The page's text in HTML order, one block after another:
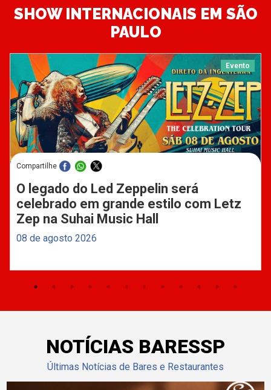
SHOW INTERNACIONAIS EM SÃO
PAULO
Evento
Compartilhe
O legado do Led Zeppelin será
celebrado em grande estilo com Letz
Zep na Suhai Music Hall
08 de agosto 2026
NOTÍCIAS BARESSP
Últimas Notícias de Bares e Restaurantes